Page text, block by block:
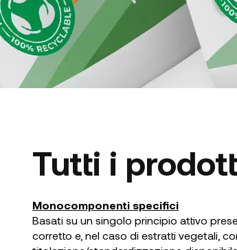
Tutti i
Monocomponenti specifici
Basati su un singolo principio attivo
corretto e, nel caso di estratti vegetali,